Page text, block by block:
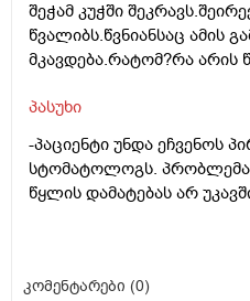
შეჭამ კუჭში
წვალიბს.წვნიანსაც ამის
მკავდება.რატომ?რა არის
პასუხი
-პაციენტი უნდა ეჩვენოს
სტომატოლოგს. პრობლემა
წყლის დამატებას არ
კომენტარები (0)